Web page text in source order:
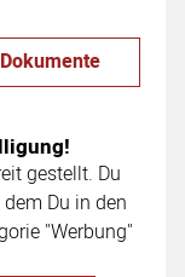
Dokumente
gestellt. Du
Du in den
"Werbung"